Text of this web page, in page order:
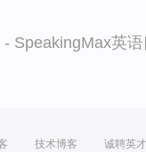
SpeakingMax英
技术博客 诚聘英才